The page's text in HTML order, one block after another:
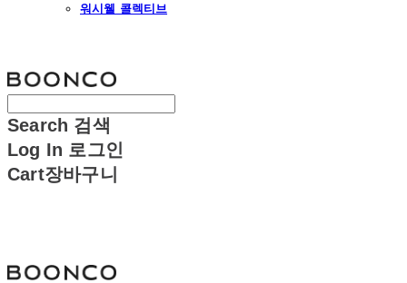
워시웰 콜렉티브
Search 검색
Log In 로그인
Cart장바구니